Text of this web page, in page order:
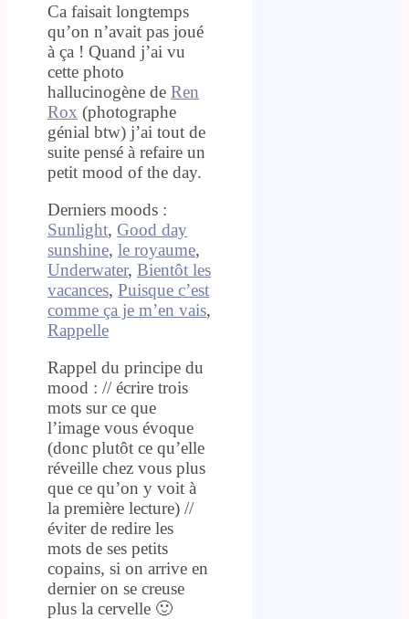
Ca faisait longtemps
qu’on n’avait pas joué
à ça ! Quand j’ai vu
cette photo
hallucinogène de Ren
Rox (photographe
génial btw) j’ai tout de
suite pensé à refaire un
petit mood of the day.
Derniers moods :
Sunlight, Good day
sunshine, le royaume,
Underwater, Bientôt les
vacances, Puisque c’est
comme ça je m’en vais,
Rappelle
Rappel du principe du
mood : // écrire trois
mots sur ce que
l’image vous évoque
(donc plutôt ce qu’elle
réveille chez vous plus
que ce qu’on y voit à
la première lecture) //
éviter de redire les
mots de ses petits
copains, si on arrive en
dernier on se creuse
plus la cervelle 🙂